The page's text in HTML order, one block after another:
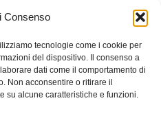
Consenso
tecnologie come i cookie per
del dispositivo. Il consenso a
dati come il comportamento di
Non acconsentire o ritirare il
su alcune caratteristiche e funzioni.